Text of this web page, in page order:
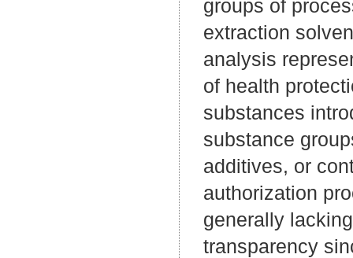
groups of
extraction
analysis
of health
substances
substance
additives, or
authorization
generally
transparency